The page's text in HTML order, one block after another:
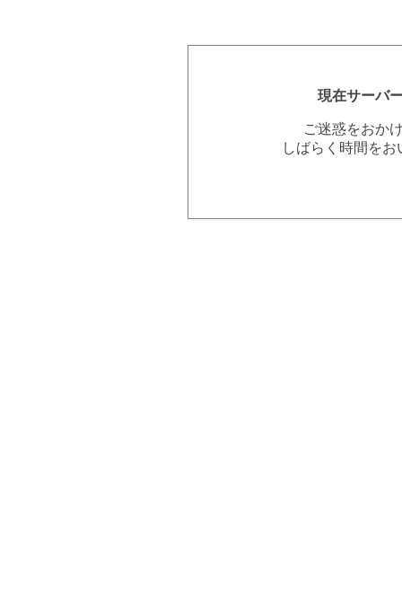
現在サーバ
ご迷惑をおか
しばらく時間を